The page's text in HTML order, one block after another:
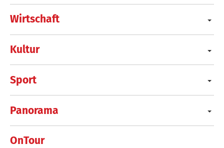
Wirtschaft
Kultur
Sport
Panorama
OnTour